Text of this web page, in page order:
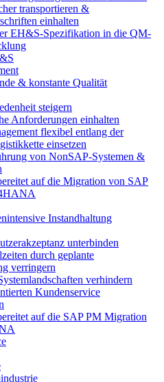
transportieren &
einhalten
EH&S-Spezifikation in die QM-
& konstante Qualität
steigern
Anforderungen einhalten
flexibel entlang der
einsetzen
von NonSAP-Systemen &
auf die Migration von SAP
Instandhaltung
unterbinden
durch geplante
verringern
verhindern
Kundenservice
auf die SAP PM Migration